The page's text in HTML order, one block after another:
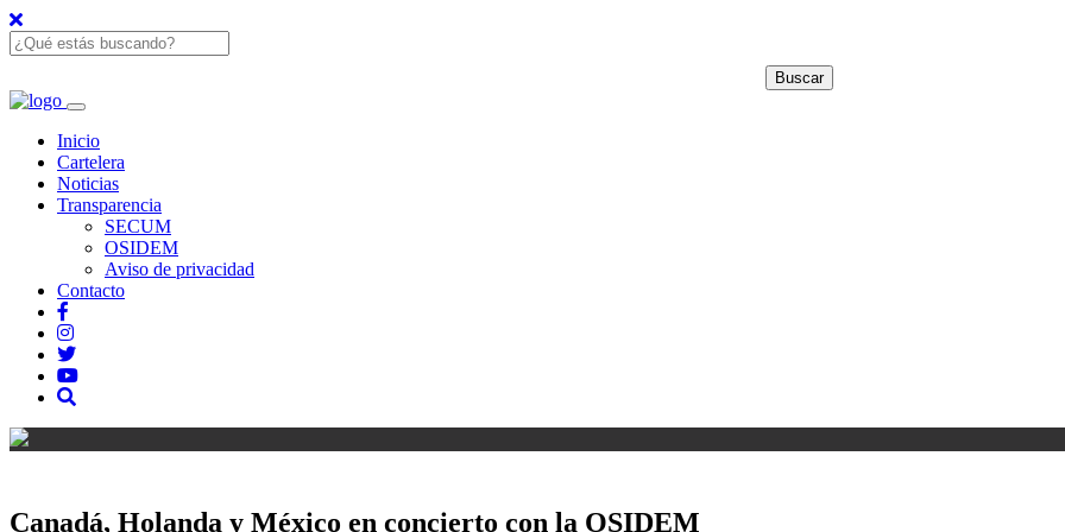
Inicio
Cartelera
Noticias
Transparencia
SECUM
OSIDEM
Aviso de privacidad
Contacto
Canadá, Holanda y México en concierto con la OSIDEM